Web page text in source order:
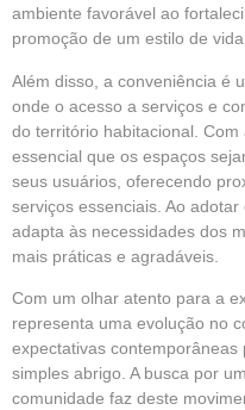
ambiente favorável ao
promoção de um estilo de
Além disso, a conveniência é
onde o acesso a serviços e
do território habitacional.
essencial que os espaços
seus usuários, oferecendo
serviços essenciais. Ao
adapta às necessidades dos
mais práticas e agradáveis.
Com um olhar atento para a
representa uma evolução no
expectativas
simples abrigo. A busca por
comunidade faz deste